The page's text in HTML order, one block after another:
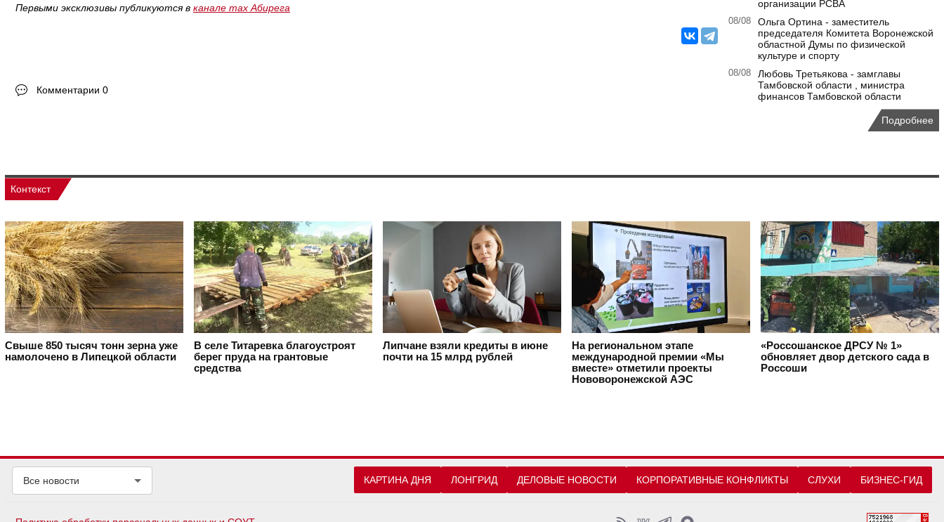
Первыми эксклюзивы публикуются в канале max Абирега
Комментарии 0
организации РСВА
08/08
Ольга Ортина - заместитель
председателя Комитета Воронежской
областной Думы по физической
культуре и спорту
08/08
Любовь Третьякова - замглавы
Тамбовской области , министра
финансов Тамбовской области
Подробнее
Контекст
Свыше 850 тысяч тонн зерна уже
намолочено в Липецкой области
В селе Титаревка благоустроят
берег пруда на грантовые
средства
Липчане взяли кредиты в июне
почти на 15 млрд рублей
На региональном этапе
международной премии «Мы
вместе» отметили проекты
Нововоронежской АЭС
«Россошанское ДРСУ № 1»
обновляет двор детского сада в
Россоши
Все новости КАРТИНА ДНЯ ЛОНГРИД ДЕЛОВЫЕ НОВОСТИ КОРПОРАТИВНЫЕ КОНФЛИКТЫ СЛУХИ БИЗНЕС-ГИД